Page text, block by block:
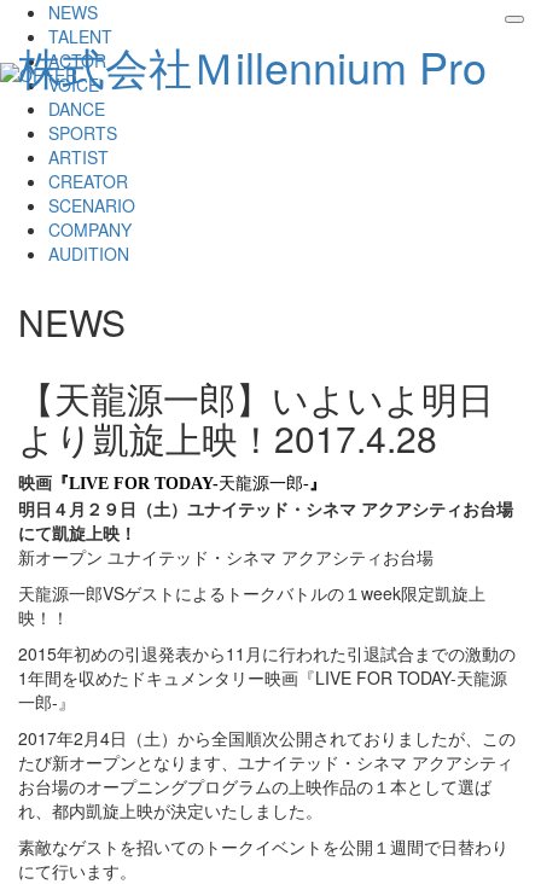
株式会社Ｍillennium Pro
NEWS
TALENT
ACTOR
VOICE
DANCE
SPORTS
ARTIST
CREATOR
SCENARIO
COMPANY
AUDITION
NEWS
【天龍源一郎】いよいよ明日
より凱旋上映！ 2017.4.28
映画 『LIVE FOR TODAY-天龍源一郎-』
明日４月２９日（土）ユナイテッド・シネマ アクアシティお台場
にて凱旋上映！
新オープン ユナイテッド・シネマ アクアシティお台場
天龍源一郎VSゲストによるトークバトルの１week限定凱旋上
映！！
2015年初めの引退発表から11月に行われた引退試合までの激動の
1年間を収めたドキュメンタリー映画『LIVE FOR TODAY-天龍源
一郎-』
2017年2月4日（土）から全国順次公開されておりましたが、この
たび新オープンとなります、ユナイテッド・シネマ アクアシティ
お台場のオープニングプログラムの上映作品の１本として選ば
れ、都内凱旋上映が決定いたしました。
素敵なゲストを招いてのトークイベントを公開１週間で日替わり
にて行います。